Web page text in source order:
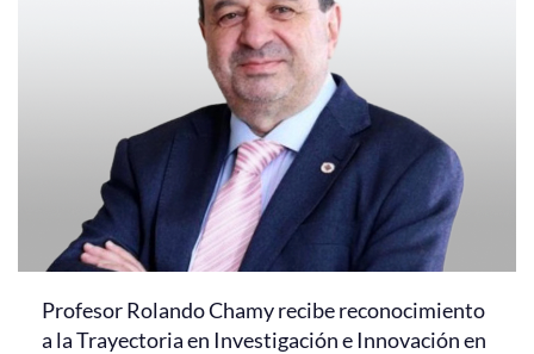
Profesor Rolando Chamy recibe reconocimiento
a la Trayectoria en Investigación e Innovación en